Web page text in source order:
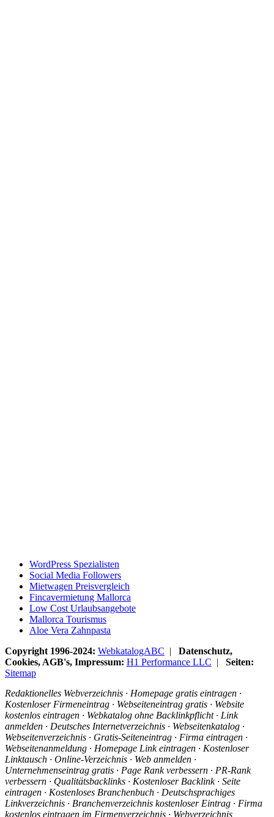
WordPress Spezialisten
Social Media Followers
Mietwagen Preisvergleich
Fincavermietung Mallorca
Low Cost Urlaubsangebote
Mallorca Tourismus
Aloe Vera Zahnpasta
Copyright 1996-2024: WebkatalogABC | Datenschutz,
Cookies, AGB's, Impressum: H1 Performance LLC | Seiten:
Sitemap
Redaktionelles Webverzeichnis · Homepage gratis eintragen ·
Kostenloser Firmeneintrag · Webseiteneintrag gratis · Website
kostenlos eintragen · Webkatalog ohne Backlinkpflicht · Link
anmelden · Deutsches Internetverzeichnis · Webseitenkatalog ·
Webseitenverzeichnis · Gratis-Seiteneintrag · Firma eintragen ·
Webseitenanmeldung · Homepage Link eintragen · Kostenloser
Linktausch · Online-Verzeichnis · Web anmelden ·
Unternehmenseintrag gratis · Page Rank verbessern · PR-Rank
verbessern · Qualitätsbacklinks · Kostenloser Backlink · Seite
eintragen · Kostenloses Branchenbuch · Deutschsprachiges
Linkverzeichnis · Branchenverzeichnis kostenloser Eintrag · Firma
kostenlos eintragen im Firmenverzeichnis · Webverzeichnis